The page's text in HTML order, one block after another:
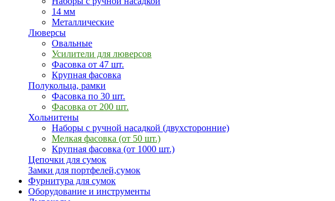
14 мм
Металлические
Люверсы
Овальные
Усилители для люверсов
Фасовка от 47 шт.
Крупная фасовка
Полукольца, рамки
Фасовка по 30 шт.
Фасовка от 200 шт.
Хольнитены
Наборы с ручной насадкой (двухсторонние)
Мелкая фасовка (от 50 шт.)
Крупная фасовка (от 1000 шт.)
Цепочки для сумок
Замки для портфелей,сумок
Фурнитура для сумок
Оборудование и инструменты